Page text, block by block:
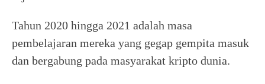
Tahun 2020 hingga 2021 adalah masa
pembelajaran mereka yang gegap gempita masuk
dan bergabung pada masyarakat kripto dunia.